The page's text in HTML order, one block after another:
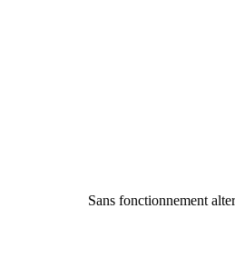
Sans fonctionnement